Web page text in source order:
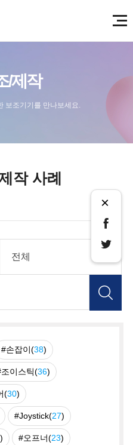
/제작
보조기기를 만나보세요.
작 사례
×
#손잡이(38)
이스틱(36)
(30)
#Joystick(27)
) #오프너(23)